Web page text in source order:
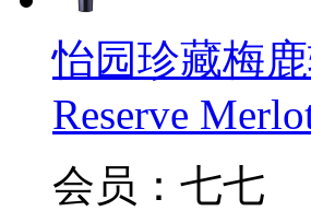
怡园珍藏梅鹿
Reserve
会员：七七